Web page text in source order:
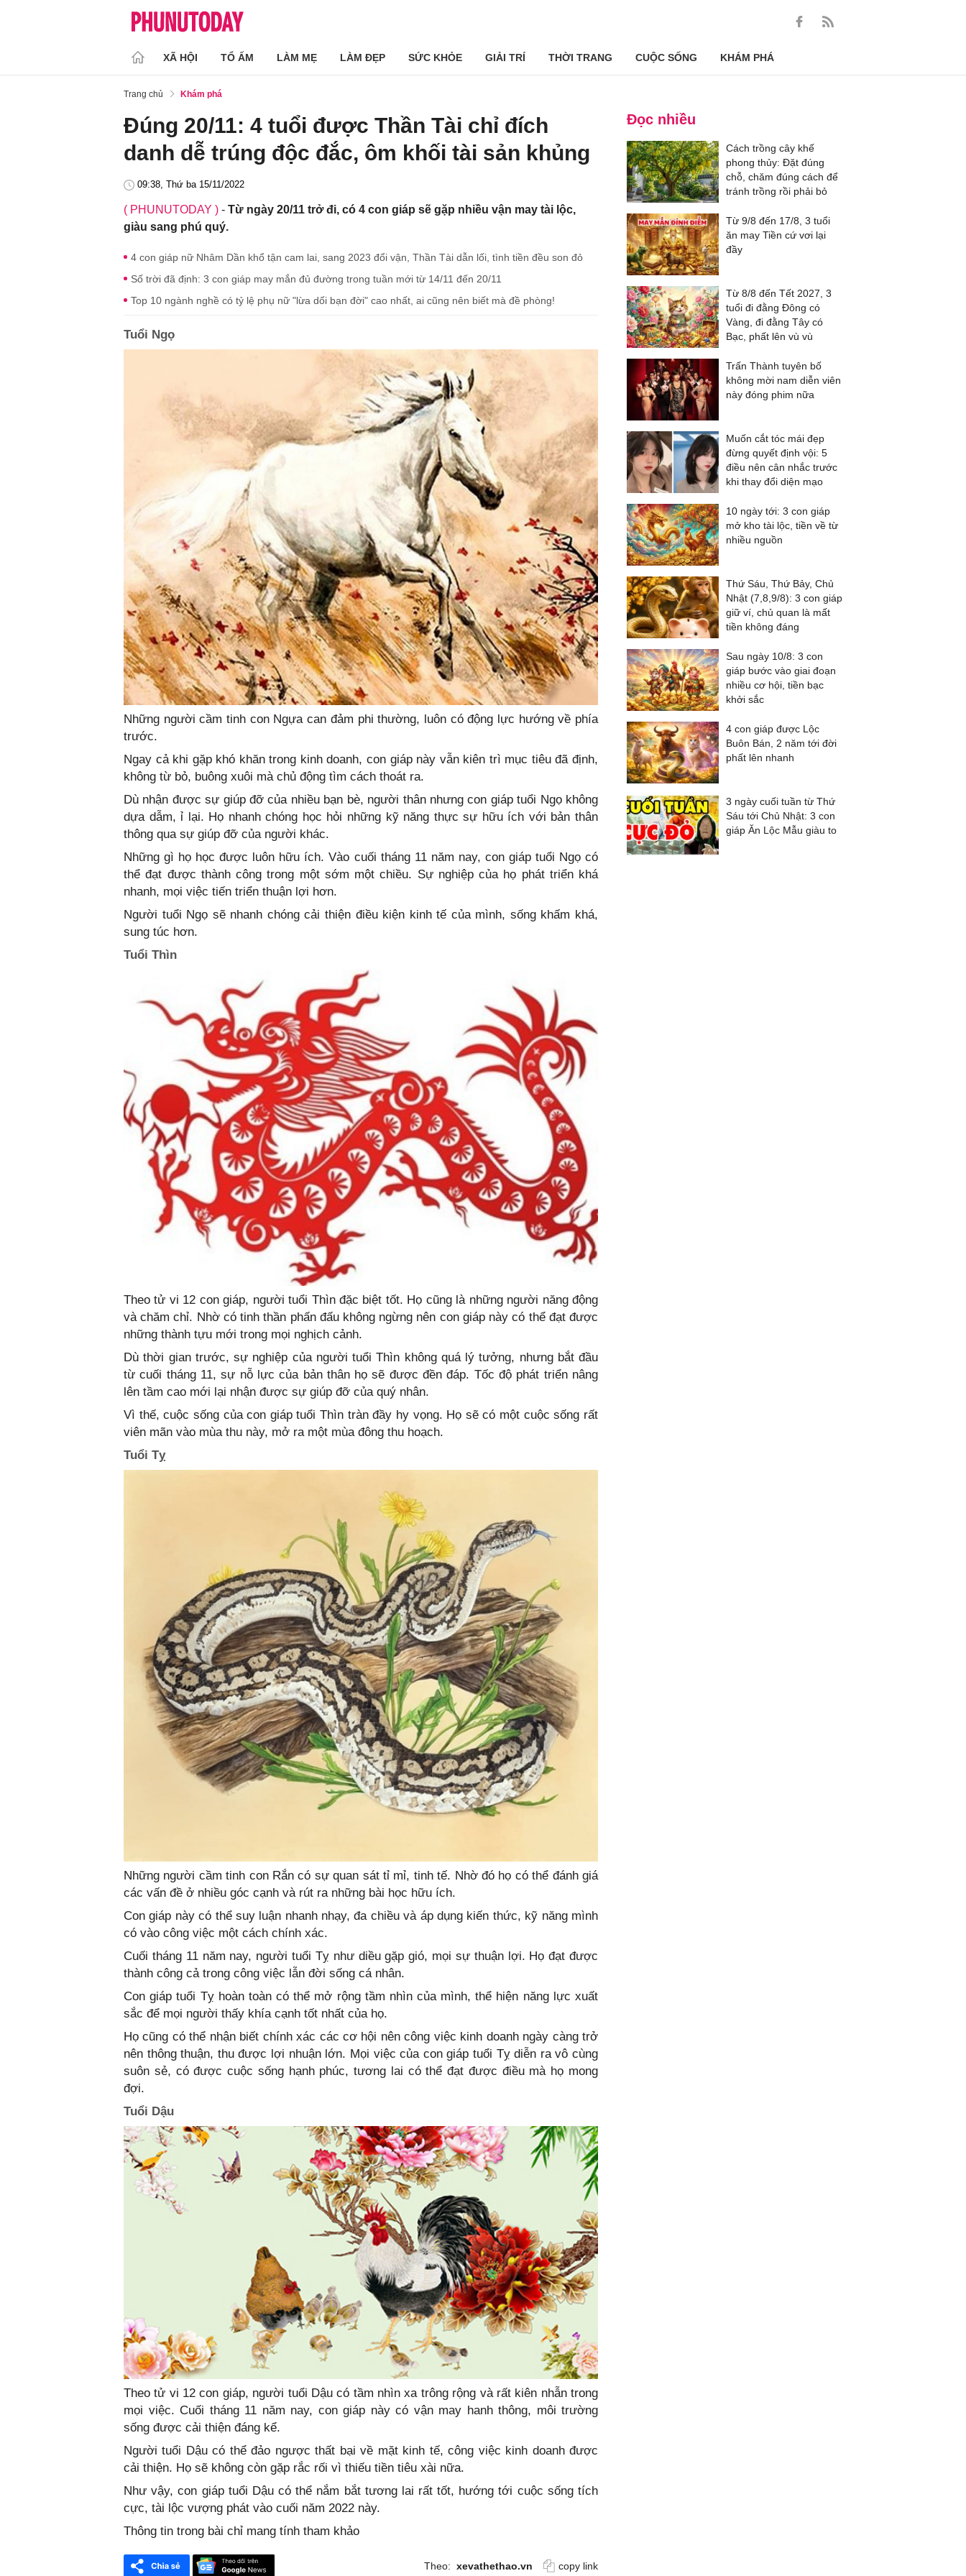
XÃ HỘI TỔ ẤM LÀM MẸ LÀM ĐẸP SỨC KHỎE GIẢI TRÍ THỜI TRANG CUỘC SỐNG KHÁM PHÁ
Trang chủ Khám phá
Đúng 20/11: 4 tuổi được Thần Tài chỉ đích
danh dễ trúng độc đắc, ôm khối tài sản khủng
09:38, Thứ ba 15/11/2022
( PHUNUTODAY ) - Từ ngày 20/11 trở đi, có 4 con giáp sẽ gặp nhiều vận may tài lộc,
giàu sang phú quý.
4 con giáp nữ Nhâm Dần khổ tận cam lai, sang 2023 đổi vận, Thần Tài dẫn lối, tình tiền đều son đỏ
Số trời đã định: 3 con giáp may mắn đủ đường trong tuần mới từ 14/11 đến 20/11
Top 10 ngành nghề có tỷ lệ phụ nữ "lừa dối bạn đời" cao nhất, ai cũng nên biết mà đề phòng!
Tuổi Ngọ
Những người cầm tinh con Ngựa can đảm phi thường, luôn có động lực hướng về phía
trước.
Ngay cả khi gặp khó khăn trong kinh doanh, con giáp này vẫn kiên trì mục tiêu đã định,
không từ bỏ, buông xuôi mà chủ động tìm cách thoát ra.
Dù nhận được sự giúp đỡ của nhiều bạn bè, người thân nhưng con giáp tuổi Ngọ không
dựa dẫm, ỉ lại. Họ nhanh chóng học hỏi những kỹ năng thực sự hữu ích với bản thân
thông qua sự giúp đỡ của người khác.
Những gì họ học được luôn hữu ích. Vào cuối tháng 11 năm nay, con giáp tuổi Ngọ có
thể đạt được thành công trong một sớm một chiều. Sự nghiệp của họ phát triển khá
nhanh, mọi việc tiến triển thuận lợi hơn.
Người tuổi Ngọ sẽ nhanh chóng cải thiện điều kiện kinh tế của mình, sống khấm khá,
sung túc hơn.
Tuổi Thìn
Theo tử vi 12 con giáp, người tuổi Thìn đặc biệt tốt. Họ cũng là những người năng động
và chăm chỉ. Nhờ có tinh thần phấn đấu không ngừng nên con giáp này có thể đạt được
những thành tựu mới trong mọi nghịch cảnh.
Dù thời gian trước, sự nghiệp của người tuổi Thìn không quá lý tưởng, nhưng bắt đầu
từ cuối tháng 11, sự nỗ lực của bản thân họ sẽ được đền đáp. Tốc độ phát triển nâng
lên tầm cao mới lại nhận được sự giúp đỡ của quý nhân.
Vì thế, cuộc sống của con giáp tuổi Thìn tràn đầy hy vọng. Họ sẽ có một cuộc sống rất
viên mãn vào mùa thu này, mở ra một mùa đông thu hoạch.
Tuổi Tỵ
Những người cầm tinh con Rắn có sự quan sát tỉ mỉ, tinh tế. Nhờ đó họ có thể đánh giá
các vấn đề ở nhiều góc cạnh và rút ra những bài học hữu ích.
Con giáp này có thể suy luận nhanh nhạy, đa chiều và áp dụng kiến thức, kỹ năng mình
có vào công việc một cách chính xác.
Cuối tháng 11 năm nay, người tuổi Tỵ như diều gặp gió, mọi sự thuận lợi. Họ đạt được
thành công cả trong công việc lẫn đời sống cá nhân.
Con giáp tuổi Tỵ hoàn toàn có thể mở rộng tầm nhìn của mình, thể hiện năng lực xuất
sắc để mọi người thấy khía cạnh tốt nhất của họ.
Họ cũng có thể nhận biết chính xác các cơ hội nên công việc kinh doanh ngày càng trở
nên thông thuận, thu được lợi nhuận lớn. Mọi việc của con giáp tuổi Tỵ diễn ra vô cùng
suôn sẻ, có được cuộc sống hạnh phúc, tương lai có thể đạt được điều mà họ mong
đợi.
Tuổi Dậu
Theo tử vi 12 con giáp, người tuổi Dậu có tầm nhìn xa trông rộng và rất kiên nhẫn trong
mọi việc. Cuối tháng 11 năm nay, con giáp này có vận may hanh thông, môi trường
sống được cải thiện đáng kể.
Người tuổi Dậu có thể đảo ngược thất bại về mặt kinh tế, công việc kinh doanh được
cải thiện. Họ sẽ không còn gặp rắc rối vì thiếu tiền tiêu xài nữa.
Như vậy, con giáp tuổi Dậu có thể nắm bắt tương lai rất tốt, hướng tới cuộc sống tích
cực, tài lộc vượng phát vào cuối năm 2022 này.
Thông tin trong bài chỉ mang tính tham khảo
Theo: xevathethao.vn copy link
Đọc nhiều
Cách trồng cây khế
phong thủy: Đặt đúng
chỗ, chăm đúng cách để
tránh trồng rồi phải bỏ
Từ 9/8 đến 17/8, 3 tuổi
ăn may Tiền cứ vơi lại
đầy
Từ 8/8 đến Tết 2027, 3
tuổi đi đằng Đông có
Vàng, đi đằng Tây có
Bạc, phất lên vù vù
Trấn Thành tuyên bố
không mời nam diễn viên
này đóng phim nữa
Muốn cắt tóc mái đẹp
đừng quyết định vội: 5
điều nên cân nhắc trước
khi thay đổi diện mạo
10 ngày tới: 3 con giáp
mở kho tài lộc, tiền về từ
nhiều nguồn
Thứ Sáu, Thứ Bảy, Chủ
Nhật (7,8,9/8): 3 con giáp
giữ ví, chủ quan là mất
tiền không đáng
Sau ngày 10/8: 3 con
giáp bước vào giai đoạn
nhiều cơ hội, tiền bạc
khởi sắc
4 con giáp được Lộc
Buôn Bán, 2 năm tới đời
phất lên nhanh
3 ngày cuối tuần từ Thứ
Sáu tới Chủ Nhật: 3 con
giáp Ăn Lộc Mẫu giàu to